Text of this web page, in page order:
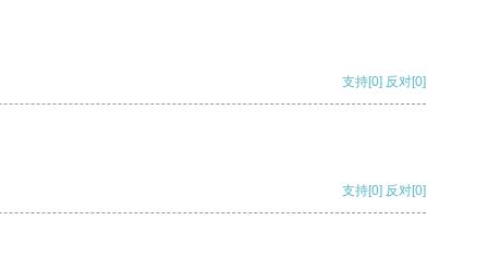
支持[0] 反对[0]
支持[0] 反对[0]